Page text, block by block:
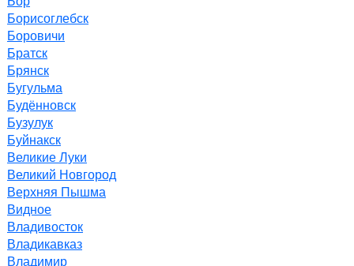
Борисоглебск
Боровичи
Братск
Брянск
Бугульма
Будённовск
Бузулук
Буйнакск
Великие Луки
Великий Новгород
Верхняя Пышма
Видное
Владивосток
Владикавказ
Владимир